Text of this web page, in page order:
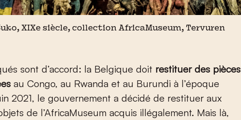
XIXe siècle, collection AfricaMuseum, Tervuren
sont d’accord: la Belgique doit restituer des pièces
au Congo, au Rwanda et au Burundi à l’époque
2021, le gouvernement a décidé de restituer aux
de l’AfricaMuseum acquis illégalement. Mais là,